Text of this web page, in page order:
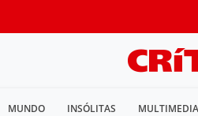
MUNDO INSÓLITAS MULTIMEDIA